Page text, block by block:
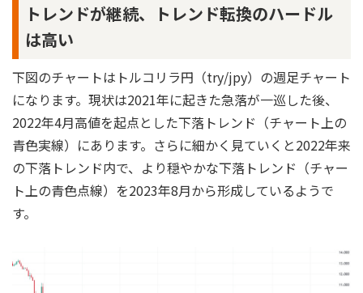
トレンドが継続、トレンド転換のハードル
は高い
下図のチャートはトルコリラ円（try/jpy）の週足チャート
になります。現状は2021年に起きた急落が一巡した後、
2022年4月高値を起点とした下落トレンド（チャート上の
青色実線）にあります。さらに細かく見ていくと2022年来
の下落トレンド内で、より穏やかな下落トレンド（チャー
ト上の青色点線）を2023年8月から形成しているようで
す。